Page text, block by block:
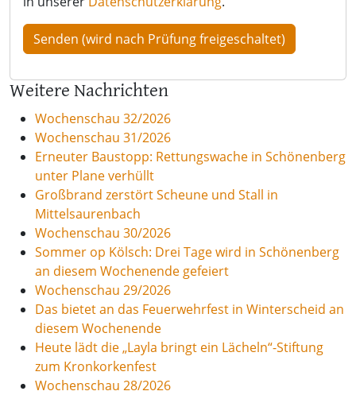
Weitere Nachrichten
Wochenschau 32/2026
Wochenschau 31/2026
Erneuter Baustopp: Rettungswache in Schönenberg
unter Plane verhüllt
Großbrand zerstört Scheune und Stall in
Mittelsaurenbach
Wochenschau 30/2026
Sommer op Kölsch: Drei Tage wird in Schönenberg
an diesem Wochenende gefeiert
Wochenschau 29/2026
Das bietet an das Feuerwehrfest in Winterscheid an
diesem Wochenende
Heute lädt die „Layla bringt ein Lächeln“-Stiftung
zum Kronkorkenfest
Wochenschau 28/2026